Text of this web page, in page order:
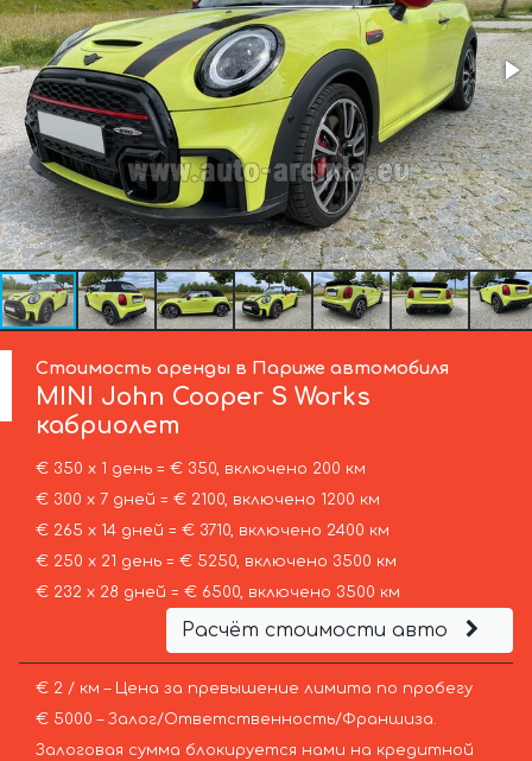
Стоимость аренды в Париже автомобиля
MINI John Cooper S Works
кабриолет
€ 350 х 1 день = € 350, включено 200 км
€ 300 х 7 дней = € 2100, включено 1200 км
€ 265 х 14 дней = € 3710, включено 2400 км
€ 250 х 21 день = € 5250, включено 3500 км
€ 232 х 28 дней = € 6500, включено 3500 км
Расчёт стоимости авто
€ 2 / км – Цена за превышение лимита по пробегу
€ 5000 – Залог/Ответственность/Франшиза.
Залоговая сумма блокируется нами на кредитной